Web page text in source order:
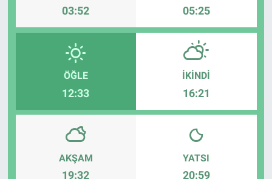
03:52 05:25
ÖĞLE
12:33
İKINDI
16:21
AKŞAM
19:32
YATSI
20:59
YAŞAM
RESMİ İLAN